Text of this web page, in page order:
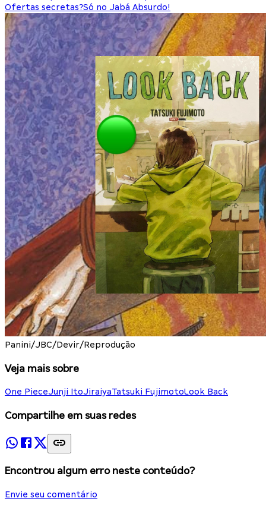
Ofertas secretas?Só no Jabá Absurdo!
Panini/JBC/Devir/Reprodução
Veja mais sobre
One PieceJunji ItoJiraiyaTatsuki FujimotoLook Back
Compartilhe em suas redes
Encontrou algum erro neste conteúdo?
Envie seu comentário